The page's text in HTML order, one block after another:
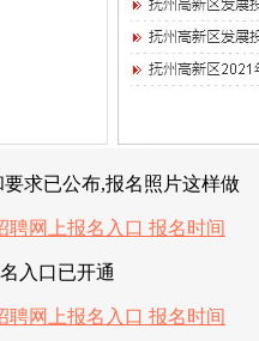
求已公布,报名照片这样做
入口已开通